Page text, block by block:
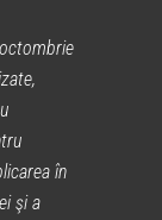
în
şi a